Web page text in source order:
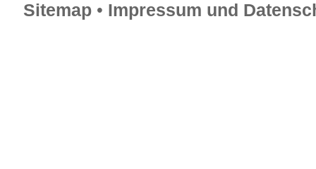
Sitemap • Impressum und